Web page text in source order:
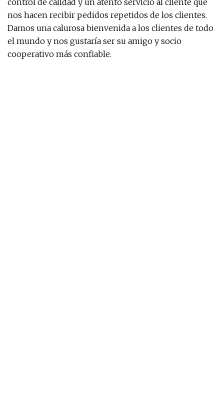
control de calidad y un atento servicio al cliente que
nos hacen recibir pedidos repetidos de los clientes.
Damos una calurosa bienvenida a los clientes de todo
el mundo y nos gustaría ser su amigo y socio
cooperativo más confiable.